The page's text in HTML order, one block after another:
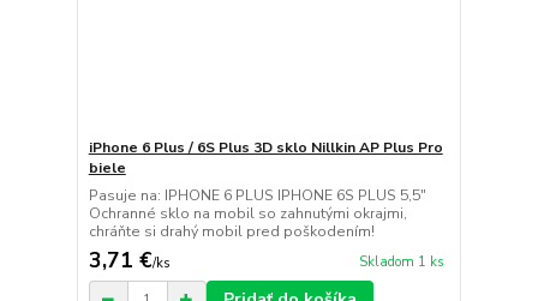
iPhone 6 Plus / 6S Plus 3D sklo Nillkin AP Plus Pro
biele
Pasuje na: IPHONE 6 PLUS IPHONE 6S PLUS 5,5"
Ochranné sklo na mobil so zahnutými okrajmi,
chráňte si drahý mobil pred poškodením!
3,71 €/ks Skladom 1 ks